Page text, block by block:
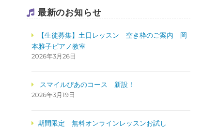
最新のお知らせ
【生徒募集】土日レッスン 空き枠のご案内 岡
本雅子ピアノ教室
2026年3月26日
スマイルぴあのコース 新設！
2026年3月19日
期間限定 無料オンラインレッスンお試し